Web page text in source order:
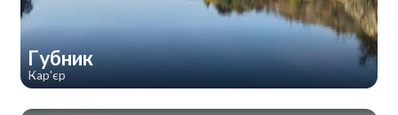
Губник
Кар'єр